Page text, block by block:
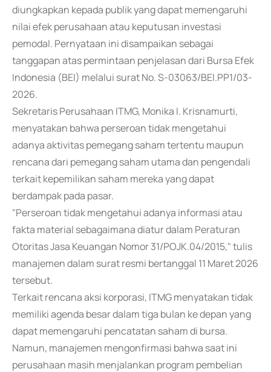
diungkapkan kepada publik yang dapat memengaruhi
nilai efek perusahaan atau keputusan investasi
pemodal. Pernyataan ini disampaikan sebagai
tanggapan atas permintaan penjelasan dari Bursa Efek
Indonesia (BEI) melalui surat No. S-03063/BEI.PP1/03-
2026.
Sekretaris Perusahaan ITMG, Monika I. Krisnamurti,
menyatakan bahwa perseroan tidak mengetahui
adanya aktivitas pemegang saham tertentu maupun
rencana dari pemegang saham utama dan pengendali
terkait kepemilikan saham mereka yang dapat
berdampak pada pasar.
"Perseroan tidak mengetahui adanya informasi atau
fakta material sebagaimana diatur dalam Peraturan
Otoritas Jasa Keuangan Nomor 31/POJK.04/2015," tulis
manajemen dalam surat resmi bertanggal 11 Maret 2026
tersebut.
Terkait rencana aksi korporasi, ITMG menyatakan tidak
memiliki agenda besar dalam tiga bulan ke depan yang
dapat memengaruhi pencatatan saham di bursa.
Namun, manajemen mengonfirmasi bahwa saat ini
perusahaan masih menjalankan program pembelian